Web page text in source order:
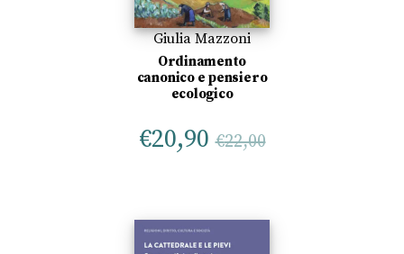
Giulia Mazzoni
Ordinamento
canonico e pensiero
ecologico
€20,90 €22,00